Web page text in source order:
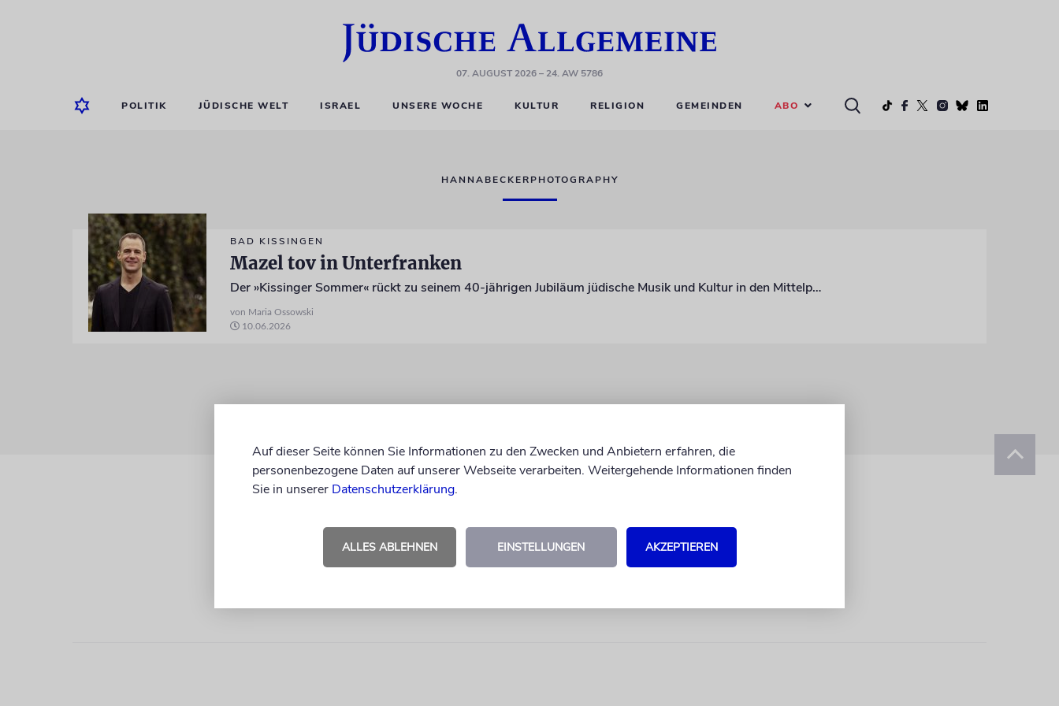
07. AUGUST 2026– 24. AW 5786
POLITIK JÜDISCHE WELT ISRAEL UNSERE WOCHE KULTUR RELIGION GEMEINDEN ABO
HANNABECKERPHOTOGRAPHY
BAD KISSINGEN
Mazel tov in Unterfranken
Der »Kissinger Sommer« rückt zu seinem 40-jährigen Jubiläum jüdische Musik und Kultur in den Mittelpunkt. Intendant Alexander Steinbeis erklärt die Idee dahinter
von Maria Ossowski
10.06.2026
Auf dieser Seite können Sie Informationen zu den Zwecken und Anbietern erfahren, die
personenbezogene Daten auf unserer Webseite verarbeiten. Weitergehende Informationen finden
Sie in unserer Datenschutzerklärung.
ALLES ABLEHNEN EINSTELLUNGEN AKZEPTIEREN